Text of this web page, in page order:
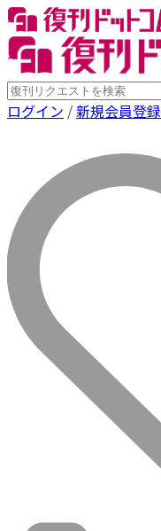
ログイン /新規会員登録